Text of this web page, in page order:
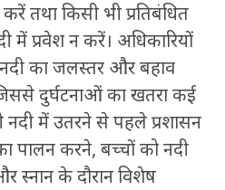
करें तथा किसी भी प्रतिबंधित
में प्रवेश न करें। अधिकारियों
का जलस्तर और बहाव
दुर्घटनाओं का खतरा कई
नदी में उतरने से पहले प्रशासन
का पालन करने, बच्चों को नदी
स्नान के दौरान विशेष